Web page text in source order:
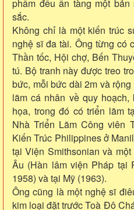
phẩm đều ẩn tàng một
sắc.
Không chỉ là một kiến trúc
nghệ sĩ đa tài. Ông từng
Thần tốc, Hội chợ, Bến
tú. Bộ tranh này được treo
bức, mỗi bức dài 2m và
lãm cá nhân về quy
họa, trong đó có triển lãm
Nhà Triển Lãm Công viên
Kiến Trúc Philippines ở
tại Viện Smithsonian và
Âu (Hàn lâm viện Pháp tại
1958) và tại Mỹ (1963).
Ông cũng là một nghệ sĩ
kim loại đặt trước Toà Đô